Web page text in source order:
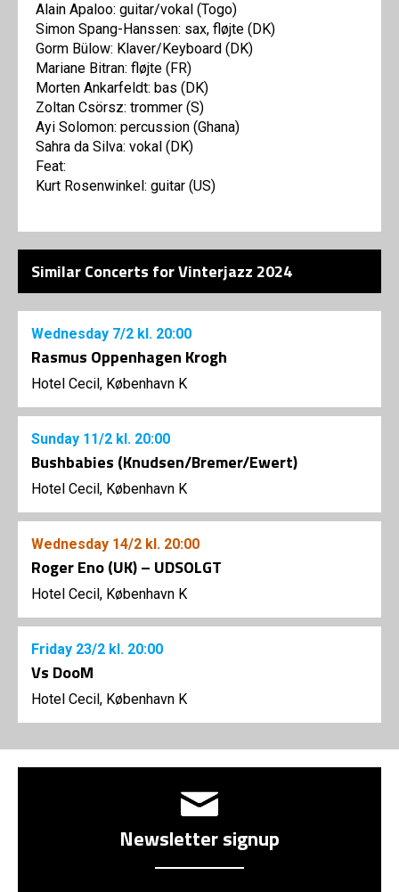
‍Alain Apaloo: guitar/vokal (Togo)
Simon Spang-Hanssen: sax, fløjte (DK)
Gorm Bülow: Klaver/Keyboard (DK)
Mariane Bitran: fløjte (FR)
Morten Ankarfeldt: bas (DK)
Zoltan Csörsz: trommer (S)
Ayi Solomon: percussion (Ghana)
Sahra da Silva: vokal (DK)
Feat:
Kurt Rosenwinkel: guitar (US)
Similar Concerts for Vinterjazz 2024
Wednesday 7/2 kl. 20:00
Rasmus Oppenhagen Krogh
Hotel Cecil, København K
Sunday 11/2 kl. 20:00
Bushbabies (Knudsen/Bremer/Ewert)
Hotel Cecil, København K
Wednesday 14/2 kl. 20:00
Roger Eno (UK) – UDSOLGT
Hotel Cecil, København K
Friday 23/2 kl. 20:00
Vs DooM
Hotel Cecil, København K
Newsletter signup